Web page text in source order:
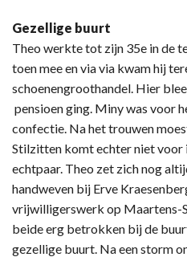
Gezellige buurt
Theo werkte tot zijn 35e in de
toen mee en via via kwam hij
schoenengroothandel. Hier
pensioen ging. Miny was voor
confectie. Na het trouwen
Stilzitten komt echter niet voor
echtpaar. Theo zet zich nog
handweven bij Erve
vrijwilligerswerk op Maartens-
beide erg betrokken bij de
gezellige buurt. Na een storm